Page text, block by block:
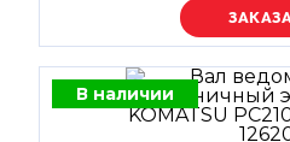
В наличии